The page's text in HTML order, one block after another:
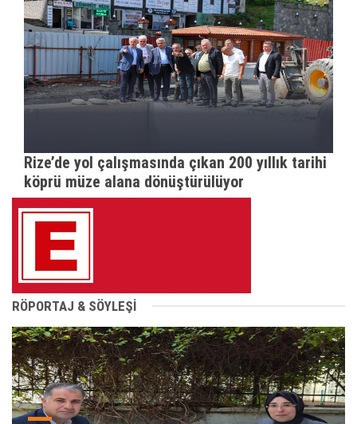
Rize’de yol çalışmasında çıkan 200 yıllık tarihi
köprü müze alana dönüştürülüyor
RÖPORTAJ & SÖYLEŞİ